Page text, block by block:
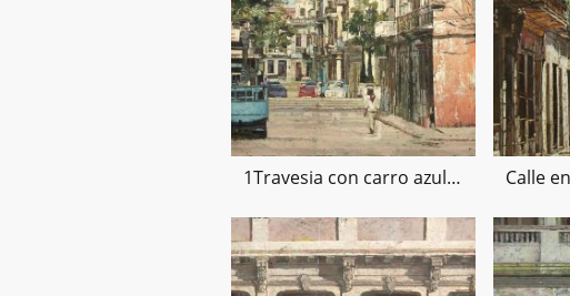
1Travesia con carro azul-54x81cms